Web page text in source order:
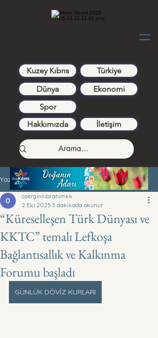
Kuzey Kıbrıs
Türkiye
Dünya
Ekonomi
Spor
Hakkımızda
İletişim
Yazı
“Küreselleşen Türk Dünyası ve
KKTC” temalı Lefkoşa
Bağlantısallık ve Kalkınma
Forumu başladı
ozerginliibrahimkk
2 Eki 2025 3 dakikada okunur
GÜNLÜK DÖVİZ KURLARI